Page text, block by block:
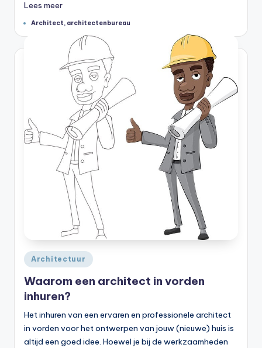
Lees meer
Tags:
Architect, architectenbureau
Geplaatst
in
Architectuur
Waarom een architect in vorden
inhuren?
Het inhuren van een ervaren en professionele architect
in vorden voor het ontwerpen van jouw (nieuwe) huis is
altijd een goed idee. Hoewel je bij de werkzaamheden